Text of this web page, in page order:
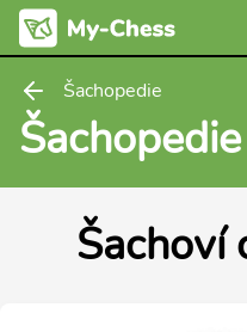
Šachopedie
Šachopedie
Šachoví